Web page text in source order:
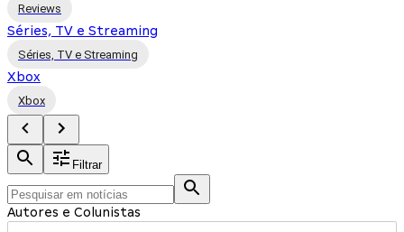
Reviews
Séries, TV e Streaming
Séries, TV e Streaming
Xbox
Xbox
Filtrar
Autores e Colunistas